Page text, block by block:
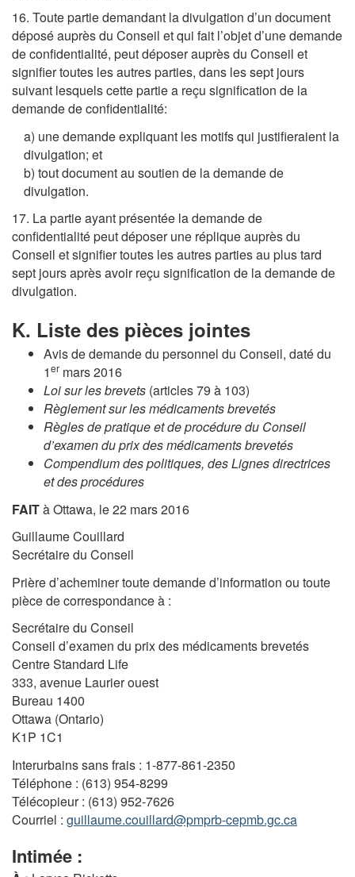
16. Toute partie demandant la divulgation d’un document
déposé auprès du Conseil et qui fait l’objet d’une demande
de confidentialité, peut déposer auprès du Conseil et
signifier toutes les autres parties, dans les sept jours
suivant lesquels cette partie a reçu signification de la
demande de confidentialité:
a) une demande expliquant les motifs qui justifieraient la
divulgation; et
b) tout document au soutien de la demande de
divulgation.
17. La partie ayant présentée la demande de
confidentialité peut déposer une réplique auprès du
Conseil et signifier toutes les autres parties au plus tard
sept jours après avoir reçu signification de la demande de
divulgation.
K. Liste des pièces jointes
Avis de demande du personnel du Conseil, daté du
1er mars 2016
Loi sur les brevets (articles 79 à 103)
Règlement sur les médicaments brevetés
Règles de pratique et de procédure du Conseil
d’examen du prix des médicaments brevetés
Compendium des politiques, des Lignes directrices
et des procédures
FAITà Ottawa, le 22 mars 2016
Guillaume Couillard
Secrétaire du Conseil
Prière d’acheminer toute demande d’information ou toute
pièce de correspondance à :
Secrétaire du Conseil
Conseil d’examen du prix des médicaments brevetés
Centre Standard Life
333, avenue Laurier ouest
Bureau 1400
Ottawa (Ontario)
K1P 1C1
Interurbains sans frais : 1-877-861-2350
Téléphone : (613) 954-8299
Télécopieur : (613) 952-7626
Courriel : guillaume.couillard@pmprb-cepmb.gc.ca
Intimée :